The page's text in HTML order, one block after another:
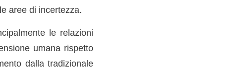
aree di incertezza.
le relazioni
umana rispetto
dalla tradizionale